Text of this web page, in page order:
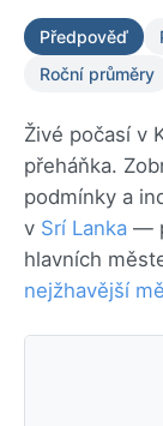
Předpověď
Roční průměry
Živé počasí v
přeháňka.
podmínky a
v Srí Lanka —
hlavních
nejžhavější